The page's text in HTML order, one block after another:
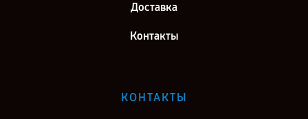
Доставка
Контакты
КОНТАКТЫ